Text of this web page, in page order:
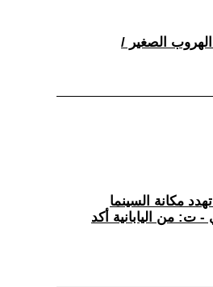
تهدد مكانة السينما
- ت: من اليابانية أكد